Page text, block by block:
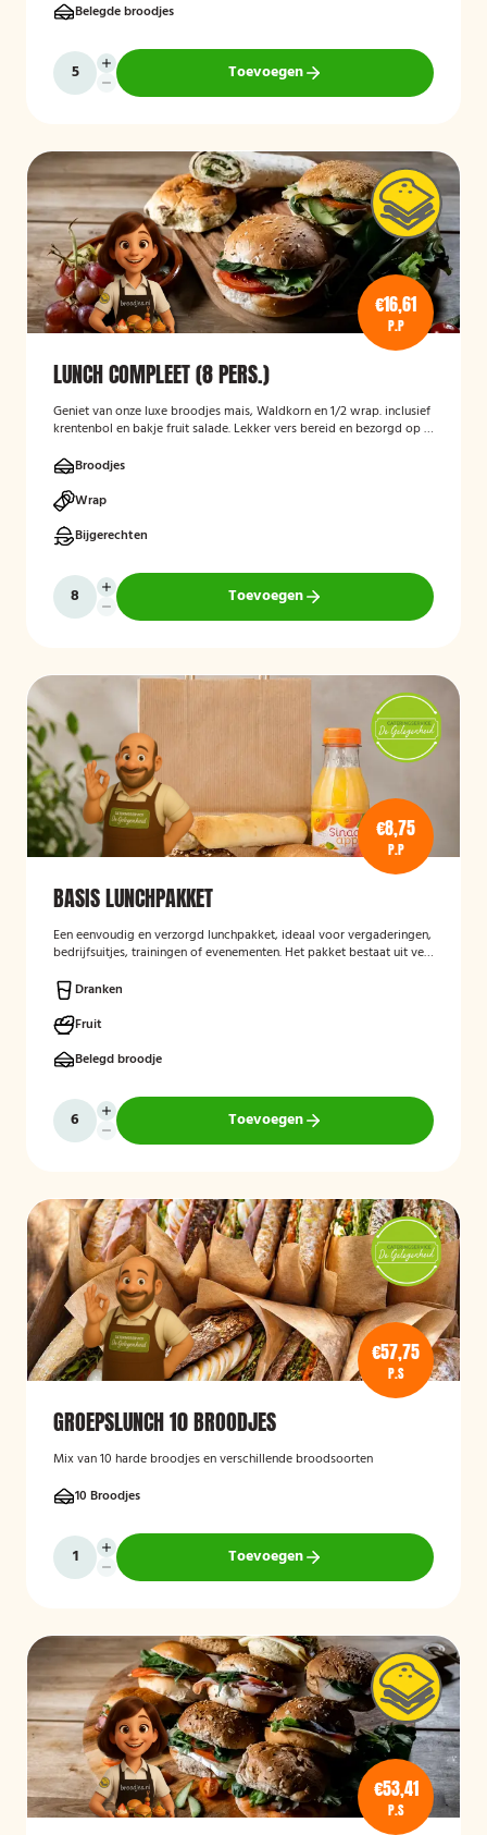
Belegde broodjes
Toevoegen
€16,61
P.P
LUNCH COMPLEET (8 PERS.)
Geniet van onze luxe broodjes mais, Waldkorn en 1/2 wrap. inclusief
krentenbol en bakje fruit salade. Lekker vers bereid en bezorgd op je
Broodjes
Wrap
Bijgerechten
Toevoegen
€8,75
P.P
BASIS LUNCHPAKKET
Een eenvoudig en verzorgd lunchpakket, ideaal voor vergaderingen,
bedrijfsuitjes, trainingen of evenementen. Het pakket bestaat uit vers
lunch voor onderweg of op locatie.
Dranken
Fruit
Belegd broodje
Toevoegen
€57,75
P.S
GROEPSLUNCH 10 BROODJES
Mix van 10 harde broodjes en verschillende broodsoorten
10 Broodjes
Toevoegen
€53,41
P.S